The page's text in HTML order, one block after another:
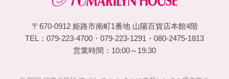
〒670-0912 姫路市南町1番地 山陽百貨店本館4階
TEL：079-223-4700・079-223-1291・080-2475-1813
営業時間：10:00～19:30